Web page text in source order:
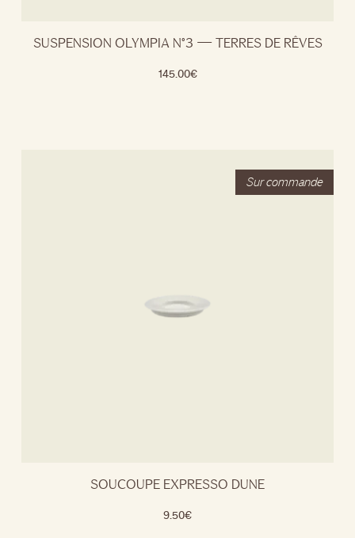
SUSPENSION OLYMPIA N°3 — TERRES DE RÊVES
145.00€
SOUCOUPE EXPRESSO DUNE
9.50€